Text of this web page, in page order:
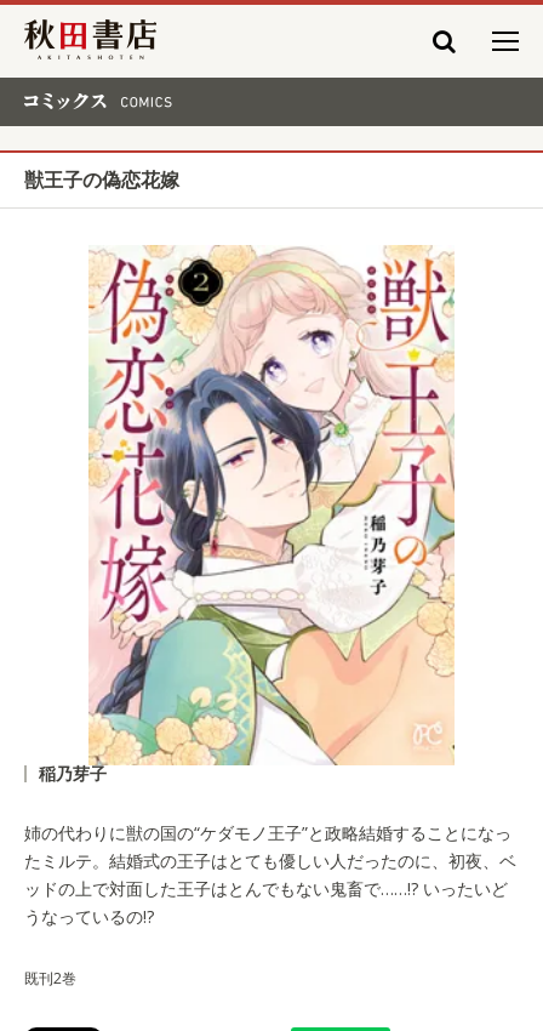
秋田書店
獣王子の偽恋花嫁
稲乃芽子
姉の代わりに獣の国の“ケダモノ王子”と政略結婚することになっ
たミルテ。結婚式の王子はとても優しい人だったのに、初夜、ベ
ッドの上で対面した王子はとんでもない鬼畜で……!? いったいど
うなっているの!?
既刊2巻